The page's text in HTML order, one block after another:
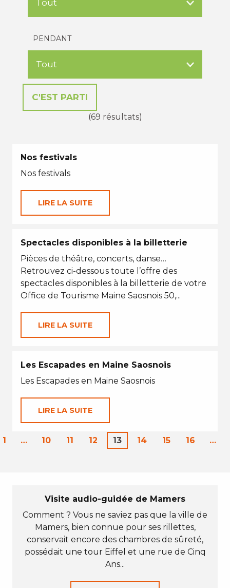
PENDANT
(69 résultats)
Nos festivals
Nos festivals
LIRE LA SUITE
Spectacles disponibles à la billetterie
Pièces de théâtre, concerts, danse…
Retrouvez ci-dessous toute l’offre des
spectacles disponibles à la billetterie de votre
Office de Tourisme Maine Saosnois 50,...
LIRE LA SUITE
Les Escapades en Maine Saosnois
Les Escapades en Maine Saosnois
LIRE LA SUITE
1 … 10 11 12 13 14 15 16 …
Visite audio-guidée de Mamers
Comment ? Vous ne saviez pas que la ville de
Mamers, bien connue pour ses rillettes,
conservait encore des chambres de sûreté,
possédait une tour Eiffel et une rue de Cinq
Ans...